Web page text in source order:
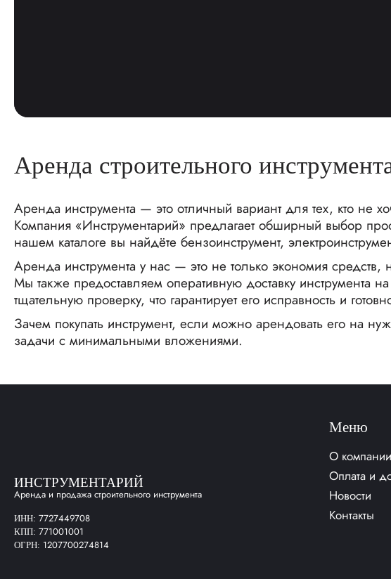
Аренда строительного
Аренда инструмента — это отличный вариант для тех, кто не
Компания «Инструментарий» предлагает обширный выбор
нашем каталоге вы найдёте бензоинструмент,
Аренда инструмента у нас — это не только экономия
Мы также предоставляем оперативную доставку
тщательную проверку, что гарантирует его исправность и
Зачем покупать инструмент, если можно арендовать его на
задачи с минимальными вложениями.
ИНСТРУМЕНТАРИЙ
Аренда и продажа строительного инструмента
ИНН: 7727449708
КПП: 771001001
ОГРН: 1207700274814
Меню
О компании
Оплата и
Новости
Контакты